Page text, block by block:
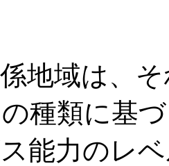
地域は、
種類に基
能力のレ